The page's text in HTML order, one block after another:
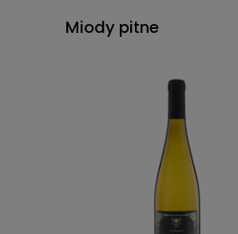
Miody pitne